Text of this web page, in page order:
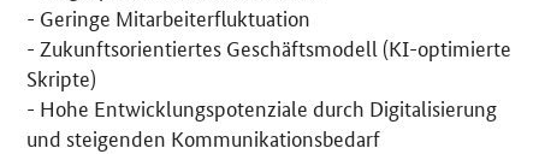
- Geringe Mitarbeiterfluktuation
- Zukunftsorientiertes Geschäftsmodell (KI-optimierte
Skripte)
- Hohe Entwicklungspotenziale durch Digitalisierung
und steigenden Kommunikationsbedarf